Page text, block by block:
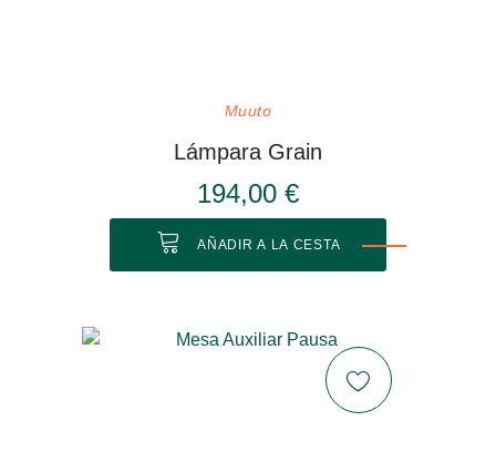
Muuto
Lámpara Grain
194,00 €
AÑADIR A LA CESTA